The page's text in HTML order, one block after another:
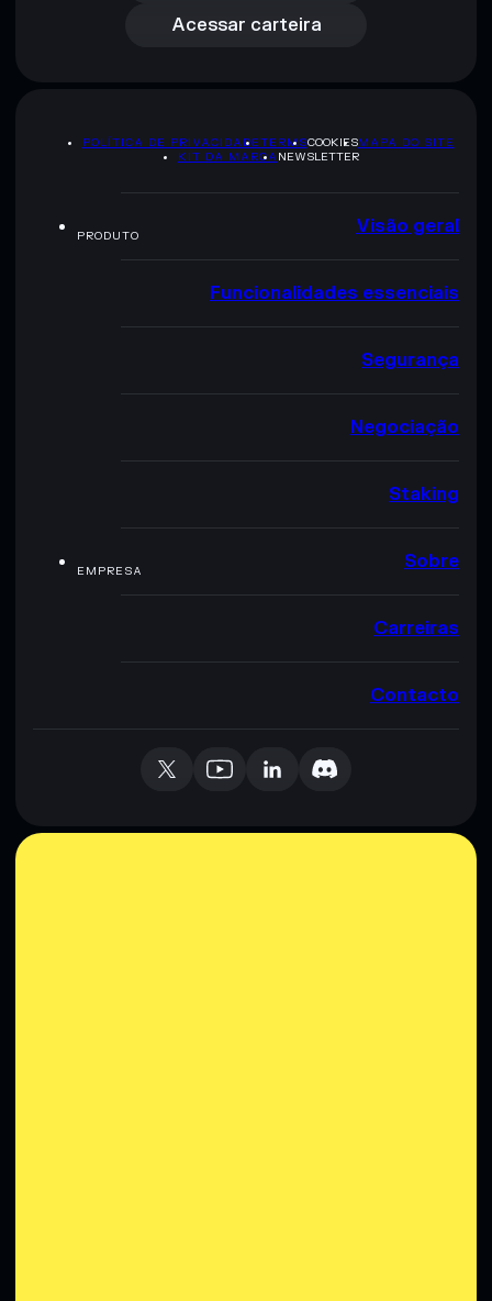
Acessar carteira
POLÍTICA DE PRIVACIDADETERMSCOOKIESMAPA DO SITE
KIT DA MARCA NEWSLETTER
PRODUTO Visão geral
Funcionalidades essenciais
Segurança
Negociação
Staking
EMPRESA Sobre
Carreiras
Contacto